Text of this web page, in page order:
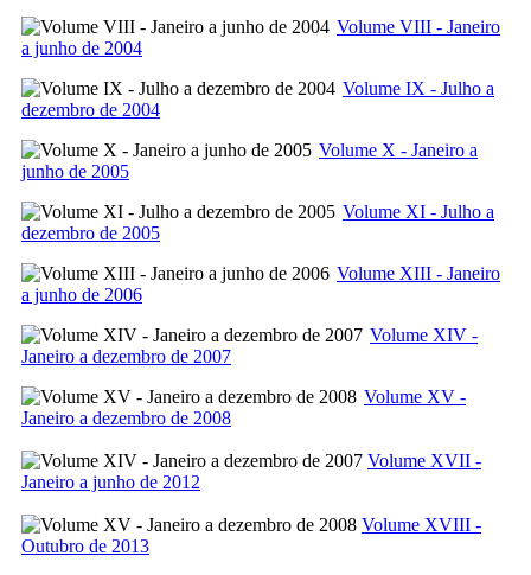
Volume VIII - Janeiro
a junho de 2004
Volume IX - Julho a
dezembro de 2004
Volume X - Janeiro a
junho de 2005
Volume XI - Julho a
dezembro de 2005
Volume XIII - Janeiro
a junho de 2006
Volume XIV -
Janeiro a dezembro de 2007
Volume XV -
Janeiro a dezembro de 2008
Volume XVII -
Janeiro a junho de 2012
Volume XVIII -
Outubro de 2013